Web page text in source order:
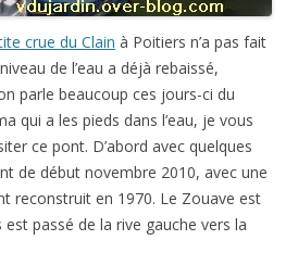
crue du Clain à Poitiers n’a pas fait
de l’eau a déjà rebaissé,
parle beaucoup ces jours-ci du
qui a les pieds dans l’eau, je vous
ce pont. D’abord avec quelques
de début novembre 2010, avec une
reconstruit en 1970. Le Zouave est
passé de la rive gauche vers la